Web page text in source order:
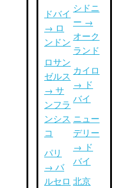
ドバイ
→ ロ
ンドン
ロサン
ゼルス
→ サ
ンフラ
ンシス
コ
パリ
→ バ
ルセロ
シドニ
ー →
オーク
ランド
カイロ
→ ド
バイ
ニュー
デリー
→ ド
バイ
北京